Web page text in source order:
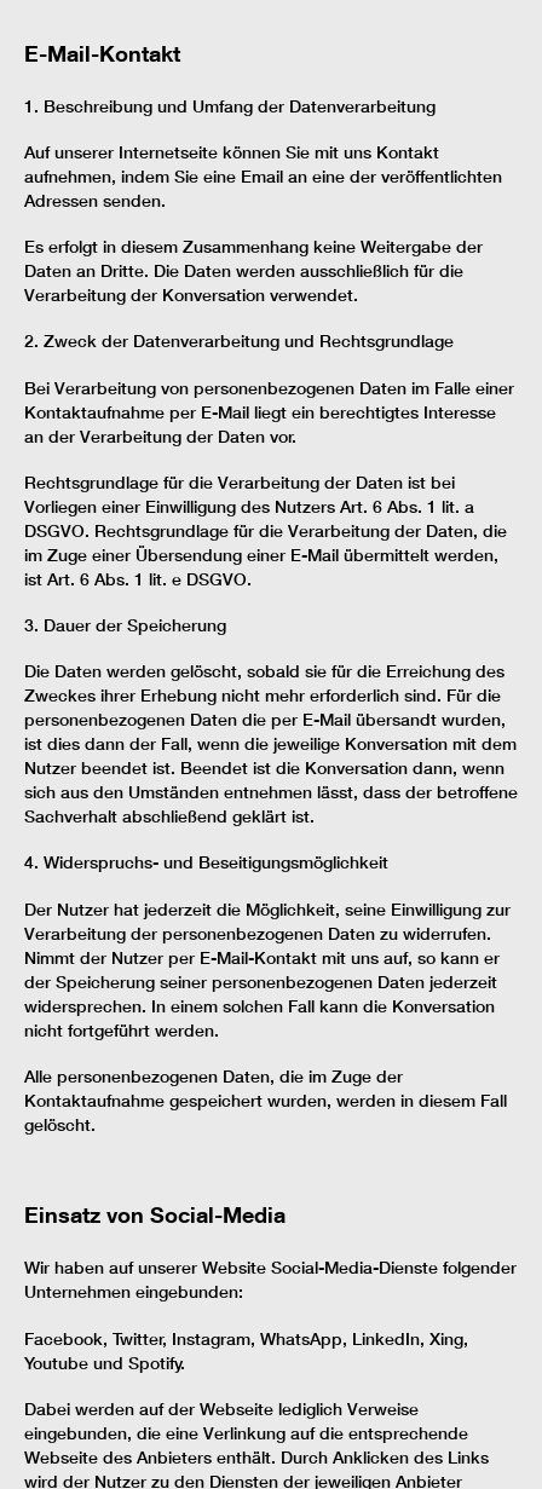
E-Mail-Kontakt
1. Beschreibung und Umfang der Datenverarbeitung
Auf unserer Internetseite können Sie mit uns Kontakt
aufnehmen, indem Sie eine Email an eine der veröffentlichten
Adressen senden.
Es erfolgt in diesem Zusammenhang keine Weitergabe der
Daten an Dritte. Die Daten werden ausschließlich für die
Verarbeitung der Konversation verwendet.
2. Zweck der Datenverarbeitung und Rechtsgrundlage
Bei Verarbeitung von personenbezogenen Daten im Falle einer
Kontaktaufnahme per E-Mail liegt ein berechtigtes Interesse
an der Verarbeitung der Daten vor.
Rechtsgrundlage für die Verarbeitung der Daten ist bei
Vorliegen einer Einwilligung des Nutzers Art. 6 Abs. 1 lit. a
DSGVO. Rechtsgrundlage für die Verarbeitung der Daten, die
im Zuge einer Übersendung einer E-Mail übermittelt werden,
ist Art. 6 Abs. 1 lit. e DSGVO.
3. Dauer der Speicherung
Die Daten werden gelöscht, sobald sie für die Erreichung des
Zweckes ihrer Erhebung nicht mehr erforderlich sind. Für die
personenbezogenen Daten die per E-Mail übersandt wurden,
ist dies dann der Fall, wenn die jeweilige Konversation mit dem
Nutzer beendet ist. Beendet ist die Konversation dann, wenn
sich aus den Umständen entnehmen lässt, dass der betroffene
Sachverhalt abschließend geklärt ist.
4. Widerspruchs- und Beseitigungsmöglichkeit
Der Nutzer hat jederzeit die Möglichkeit, seine Einwilligung zur
Verarbeitung der personenbezogenen Daten zu widerrufen.
Nimmt der Nutzer per E-Mail-Kontakt mit uns auf, so kann er
der Speicherung seiner personenbezogenen Daten jederzeit
widersprechen. In einem solchen Fall kann die Konversation
nicht fortgeführt werden.
Alle personenbezogenen Daten, die im Zuge der
Kontaktaufnahme gespeichert wurden, werden in diesem Fall
gelöscht.
Einsatz von Social-Media
Wir haben auf unserer Website Social-Media-Dienste folgender
Unternehmen eingebunden:
Facebook, Twitter, Instagram, WhatsApp, LinkedIn, Xing,
Youtube und Spotify.
Dabei werden auf der Webseite lediglich Verweise
eingebunden, die eine Verlinkung auf die entsprechende
Webseite des Anbieters enthält. Durch Anklicken des Links
wird der Nutzer zu den Diensten der jeweiligen Anbieter